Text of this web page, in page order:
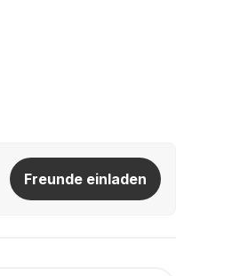
Freunde einladen